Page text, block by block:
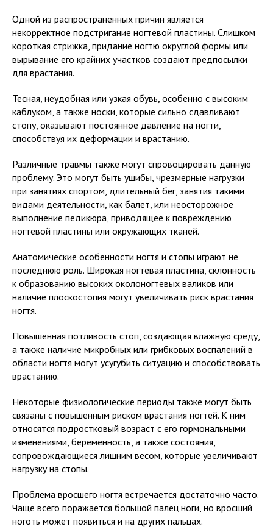
Одной из распространенных причин является
некорректное подстригание ногтевой пластины. Слишком
короткая стрижка, придание ногтю округлой формы или
вырывание его крайних участков создают предпосылки
для врастания.
Тесная, неудобная или узкая обувь, особенно с высоким
каблуком, а также носки, которые сильно сдавливают
стопу, оказывают постоянное давление на ногти,
способствуя их деформации и врастанию.
Различные травмы также могут спровоцировать данную
проблему. Это могут быть ушибы, чрезмерные нагрузки
при занятиях спортом, длительный бег, занятия такими
видами деятельности, как балет, или неосторожное
выполнение педикюра, приводящее к повреждению
ногтевой пластины или окружающих тканей.
Анатомические особенности ногтя и стопы играют не
последнюю роль. Широкая ногтевая пластина, склонность
к образованию высоких околоногтевых валиков или
наличие плоскостопия могут увеличивать риск врастания
ногтя.
Повышенная потливость стоп, создающая влажную среду,
а также наличие микробных или грибковых воспалений в
области ногтя могут усугубить ситуацию и способствовать
врастанию.
Некоторые физиологические периоды также могут быть
связаны с повышенным риском врастания ногтей. К ним
относятся подростковый возраст с его гормональными
изменениями, беременность, а также состояния,
сопровождающиеся лишним весом, которые увеличивают
нагрузку на стопы.
Проблема вросшего ногтя встречается достаточно часто.
Чаще всего поражается большой палец ноги, но вросший
ноготь может появиться и на других пальцах.